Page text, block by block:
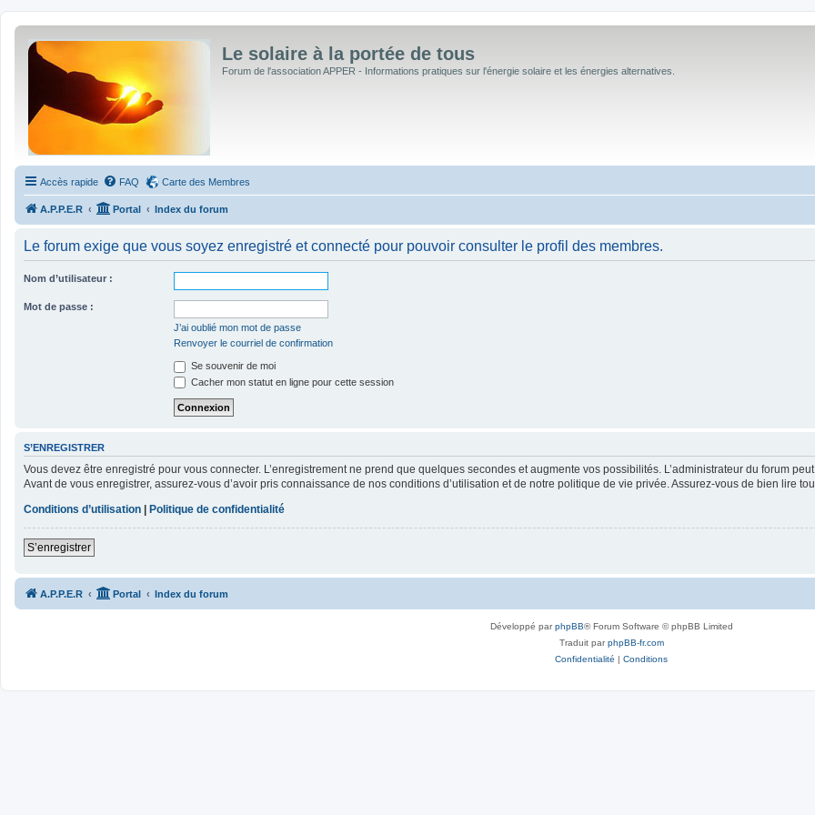
Le solaire à la portée de tous
Forum de l'association APPER - Informations pratiques sur l'énergie solaire et les énergies alternatives.
Accès rapide FAQ Carte des Membres
A.P.P.E.R Portal Index du forum
Le forum exige que vous soyez enregistré et connecté pour pouvoir consulter le profil des membres.
Nom d’utilisateur :
Mot de passe :
J’ai oublié mon mot de passe
Renvoyer le courriel de confirmation
Se souvenir de moi
Cacher mon statut en ligne pour cette session
S’ENREGISTRER
Vous devez être enregistré pour vous connecter. L’enregistrement ne prend que quelques secondes et augmente vos possibilités. L’administrateur du forum
Avant de vous enregistrer, assurez-vous d’avoir pris connaissance de nos conditions d’utilisation et de notre politique de vie privée. Assurez-vous de bien lire
Conditions d’utilisation | Politique de confidentialité
S’enregistrer
A.P.P.E.R Portal Index du forum
Développé parphpBB® Forum Software © phpBB Limited
Traduit parphpBB-fr.com
Confidentialité | Conditions